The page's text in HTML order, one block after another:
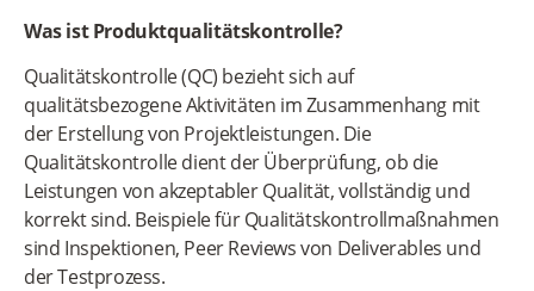
Was ist Produktqualitätskontrolle?
Qualitätskontrolle (QC) bezieht sich auf
qualitätsbezogene Aktivitäten im Zusammenhang mit
der Erstellung von Projektleistungen. Die
Qualitätskontrolle dient der Überprüfung, ob die
Leistungen von akzeptabler Qualität, vollständig und
korrekt sind. Beispiele für Qualitätskontrollmaßnahmen
sind Inspektionen, Peer Reviews von Deliverables und
der Testprozess.